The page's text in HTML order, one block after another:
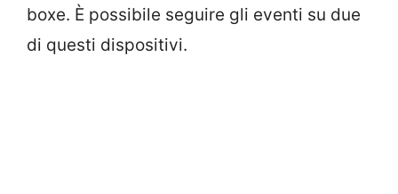
boxe. È possibile seguire gli eventi su due
di questi dispositivi.